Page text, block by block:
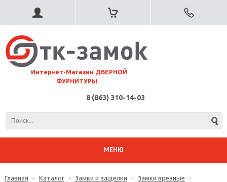
⠀Интернет-Магазин ДВЕРНОЙ
ФУРНИТУРЫ
8 (863) 310-14-03
МЕНЮ
Главная - Каталог - Замки и защелки - Замки врезные
-